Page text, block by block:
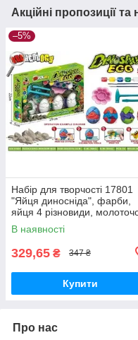
Акційні пропозиції та
–5%
Набір для творчості 17801
"Яйця диносніда", фарби,
яйця 4 різновиди,
В наявності
329,65 ₴ 347 ₴
Купити
Про нас